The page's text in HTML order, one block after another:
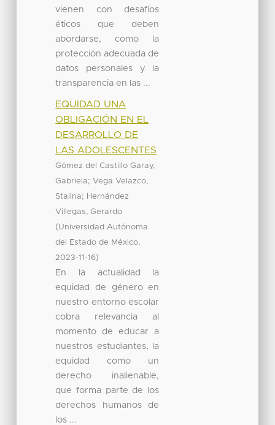
vienen con desafíos
éticos que deben
abordarse, como la
protección adecuada de
datos personales y la
transparencia en las ...
EQUIDAD UNA
OBLIGACIÓN EN EL
DESARROLLO DE
LAS ADOLESCENTES
Gómez del Castillo Garay,
Gabriela;Vega Velazco,
Stalina; Hernández
Villegas, Gerardo
(Universidad Autónoma
del Estado de México,
2023-11-16)
En la actualidad la
equidad de género en
nuestro entorno escolar
cobra relevancia al
momento de educar a
nuestros estudiantes, la
equidad como un
derecho inalienable,
que forma parte de los
derechos humanos de
los ...